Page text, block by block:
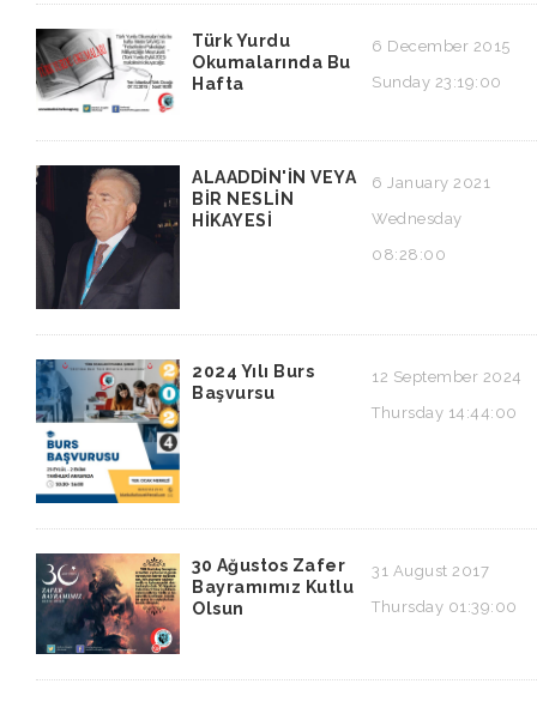
Türk Yurdu
Okumalarında Bu
Hafta
6 December 2015
Sunday 23:19:00
ALAADDİN'İN VEYA
BİR NESLİN
HİKAYESİ
6 January 2021
Wednesday
08:28:00
2024 Yılı Burs
Başvursu
12 September 2024
Thursday 14:44:00
30 Ağustos Zafer
Bayramımız Kutlu
Olsun
31 August 2017
Thursday 01:39:00